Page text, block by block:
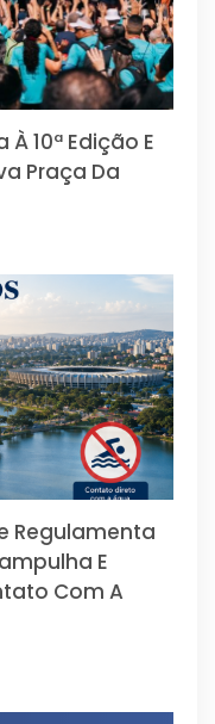
10ª Edição E
Praça Da
Regulamenta
E
Com A